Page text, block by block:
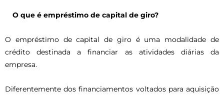
O que é empréstimo de capital de giro?
O empréstimo de capital de giro é uma modalidade de
crédito destinada a financiar as atividades diárias da
empresa.
Diferentemente dos financiamentos voltados para aquisição